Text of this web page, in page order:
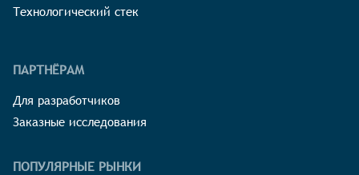
Технологический стек
ПАРТНЁРАМ
Для разработчиков
Заказные исследования
ПОПУЛЯРНЫЕ РЫНКИ